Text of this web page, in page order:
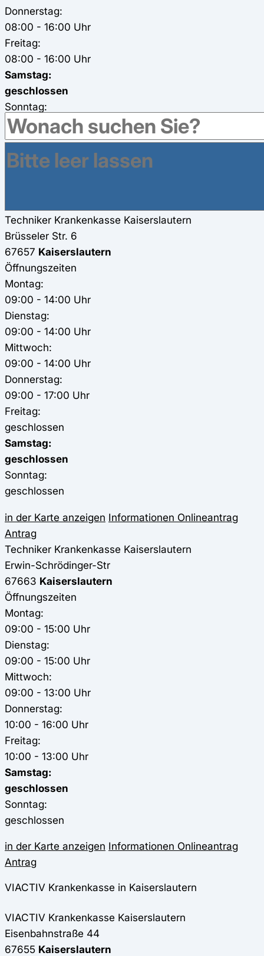
Donnerstag:
08:00 - 16:00 Uhr
Freitag:
08:00 - 16:00 Uhr
Samstag:
geschlossen
Sonntag:
geschlossen
Antrag
Techniker Krankenkasse Kaiserslautern
Brüsseler Str. 6
67657 Kaiserslautern
Öffnungszeiten
Montag:
09:00 - 14:00 Uhr
Dienstag:
09:00 - 14:00 Uhr
Mittwoch:
09:00 - 14:00 Uhr
Donnerstag:
09:00 - 17:00 Uhr
Freitag:
geschlossen
Samstag:
geschlossen
Sonntag:
geschlossen
in der Karte anzeigen Informationen Onlineantrag
Antrag
Techniker Krankenkasse Kaiserslautern
Erwin-Schrödinger-Str
67663 Kaiserslautern
Öffnungszeiten
Montag:
09:00 - 15:00 Uhr
Dienstag:
09:00 - 15:00 Uhr
Mittwoch:
09:00 - 13:00 Uhr
Donnerstag:
10:00 - 16:00 Uhr
Freitag:
10:00 - 13:00 Uhr
Samstag:
geschlossen
Sonntag:
geschlossen
in der Karte anzeigen Informationen Onlineantrag
Antrag
VIACTIV Krankenkasse in Kaiserslautern
VIACTIV Krankenkasse Kaiserslautern
Eisenbahnstraße 44
67655 Kaiserslautern